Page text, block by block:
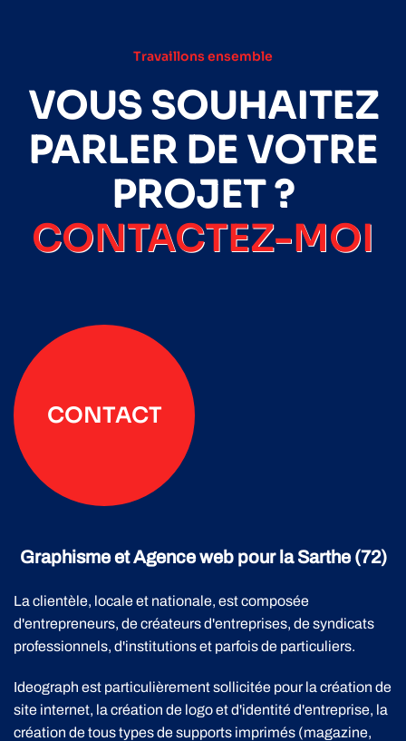
Travaillons ensemble
VOUS SOUHAITEZ
PARLER DE VOTRE
PROJET ?
CONTACTEZ-MOI
CONTACT
Graphisme et Agence web pour la Sarthe (72)
La clientèle, locale et nationale, est composée
d'entrepreneurs, de créateurs d'entreprises, de syndicats
professionnels, d'institutions et parfois de particuliers.
Ideograph est particulièrement sollicitée pour la création de
site internet, la création de logo et d'identité d'entreprise, la
création de tous types de supports imprimés (magazine,